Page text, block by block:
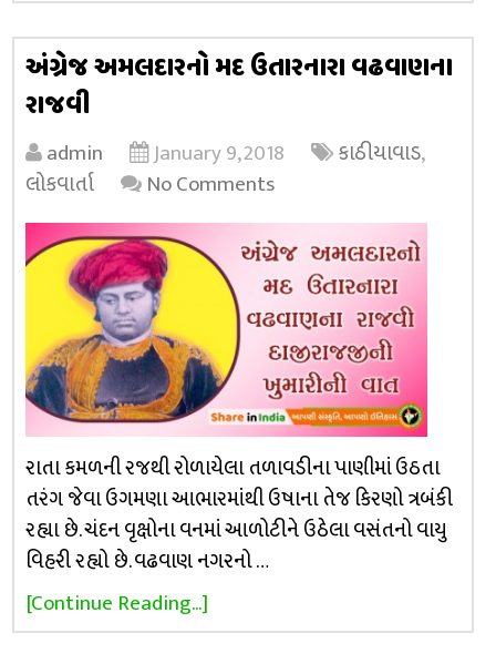
અંગ્રેજ અમલદારનો મદ ઉતારનારા વઢવાણના
રાજવી
admin January 9, 2018 કાઠીયાવાડ,
લોકવાર્તા
No Comments
રાતા કમળની રજથી રોળાયેલા તળાવડીના પાણીમાં ઉઠતા
તરંગ જેવા ઉગમણા આભારમાંથી ઉષાના તેજ કિરણો ત્રબંકી
રહ્યા છે. ચંદન વૃક્ષોના વનમાં આળોટીને ઉઠેલા વસંતનો વાયુ
વિહરી રહ્યો છે. વઢવાણ નગરનો …
[Continue Reading...]